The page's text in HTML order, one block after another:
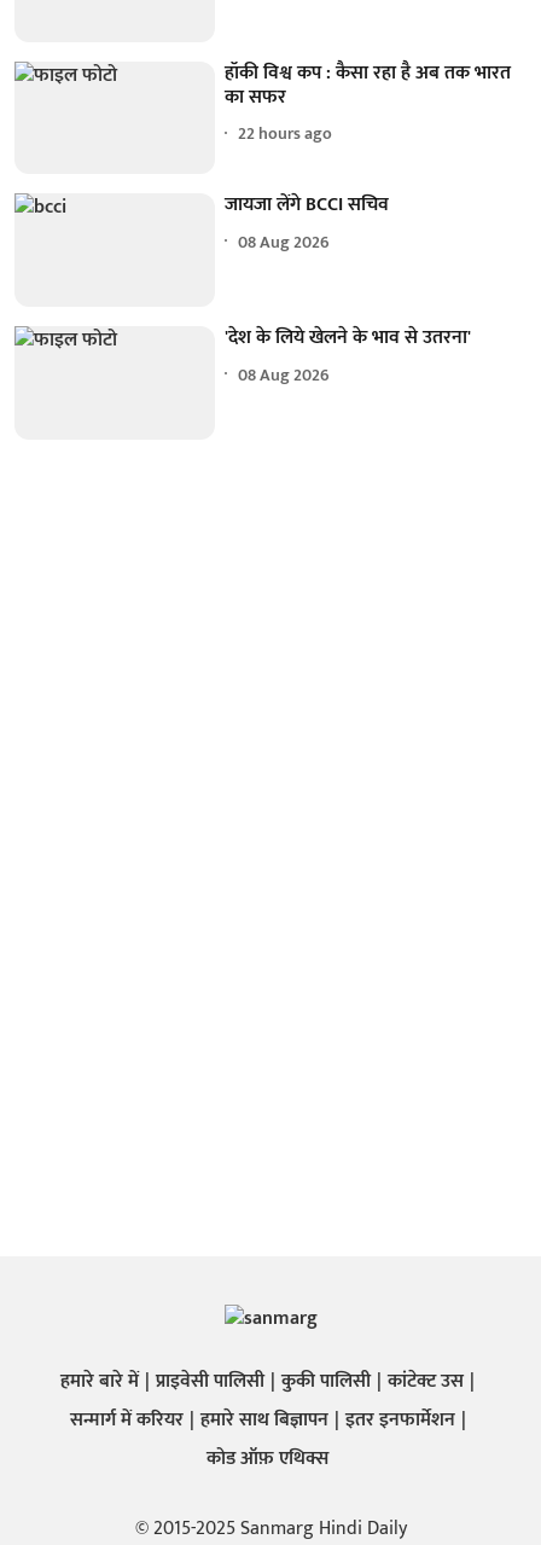
हॉकी विश्व कप : कैसा रहा है अब तक भारत
का सफर
22 hours ago
जायजा लेंगे BCCI सचिव
08 Aug 2026
'देश के लिये खेलने के भाव से उतरना'
08 Aug 2026
हमारे बारे में प्राइवेसी पालिसी कुकी पालिसी कांटेक्ट उस
सन्मार्ग में करियर हमारे साथ बिज्ञापन इतर इनफार्मेशन
कोड ऑफ़ एथिक्स
© 2015-2025 Sanmarg Hindi Daily